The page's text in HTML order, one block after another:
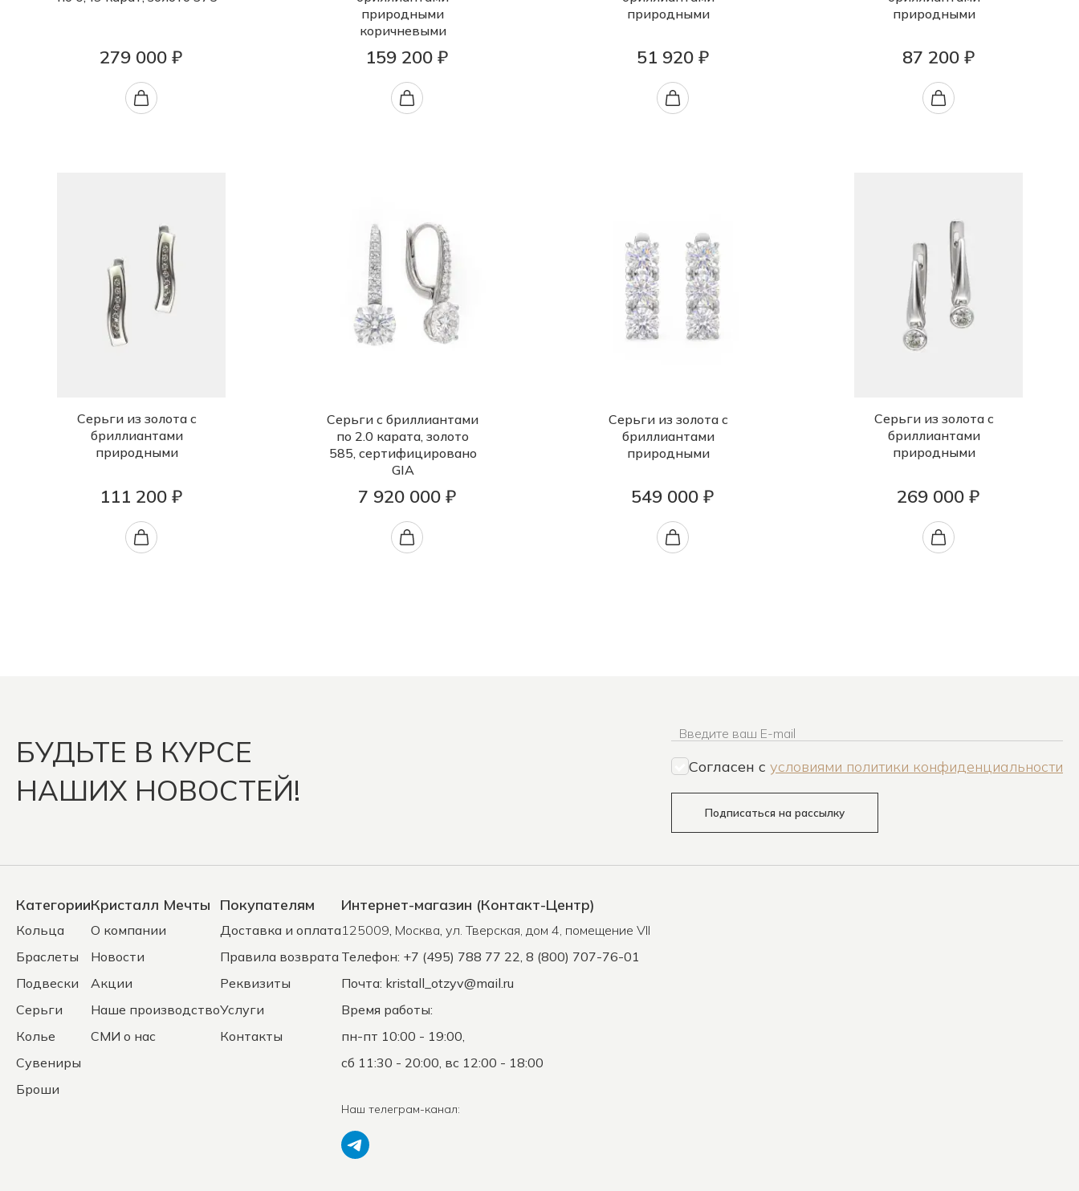
279 000 ₽
природными
коричневыми
159 200 ₽
природными
51 920 ₽
природными
87 200 ₽
Серьги из золота с
бриллиантами
природными
111 200 ₽
Серьги с бриллиантами
по 2.0 карата, золото
585, сертифицировано
GIA
7 920 000 ₽
Серьги из золота с
бриллиантами
природными
549 000 ₽
Серьги из золота с
бриллиантами
природными
269 000 ₽
БУДЬТЕ В КУРСЕ
НАШИХ НОВОСТЕЙ!
Введите ваш E-mail
Согласен c условиями политики конфиденциальности
Подписаться на рассылку
Категории
Кольца
Браслеты
Подвески
Серьги
Колье
Сувениры
Броши
Кристалл Мечты
О компании
Новости
Акции
Наше производство
СМИ о нас
Покупателям
Доставка и оплата
Правила возврата
Реквизиты
Услуги
Контакты
Интернет-магазин (Контакт-Центр)
125009, Москва, ул. Тверская, дом 4, помещение VII
Телефон: +7 (495) 788 77 22, 8 (800) 707-76-01
Почта: kristall_otzyv@mail.ru
Время работы:
пн-пт 10:00 - 19:00,
сб 11:30 - 20:00, вс 12:00 - 18:00
Наш телеграм-канал: